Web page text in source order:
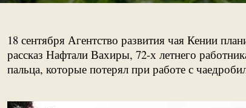
18 сентября Агентство развития чая Кении
рассказ Нафтали Вахиры, 72-х летнего
пальца, которые потерял при работе с